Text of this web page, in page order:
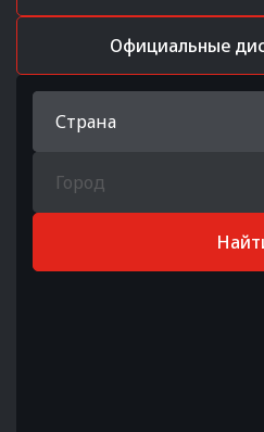
Официальные
Страна
Город